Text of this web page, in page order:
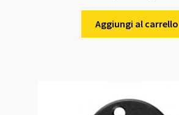
prezzo
originale
era:
è:
Aggiungi al carrello